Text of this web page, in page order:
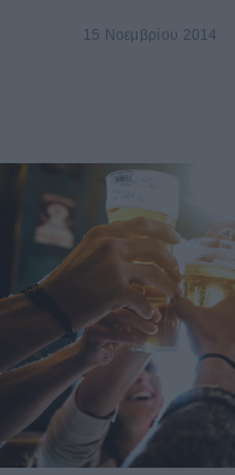
15 Νοεμβρίου 2014